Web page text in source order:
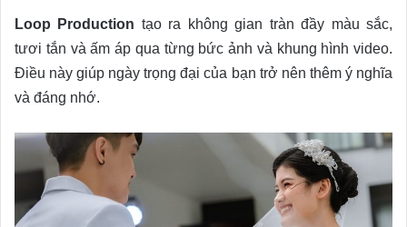
Loop Production tạo ra không gian tràn đầy màu sắc,
tươi tắn và ấm áp qua từng bức ảnh và khung hình video.
Điều này giúp ngày trọng đại của bạn trở nên thêm ý nghĩa
và đáng nhớ.